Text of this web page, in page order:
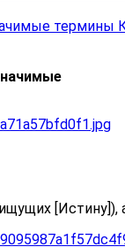
термины